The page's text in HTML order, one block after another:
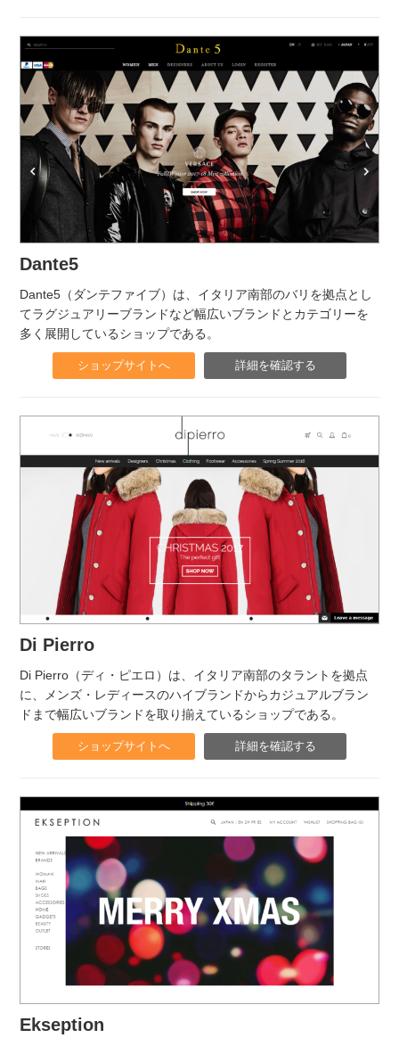
Dante5
Dante5（ダンテファイブ）は、イタリア南部のバリを拠点とし
てラグジュアリーブランドなど幅広いブランドとカテゴリーを
多く展開しているショップである。
ショップサイトへ 詳細を確認する
Di Pierro
Di Pierro（ディ・ピエロ）は、イタリア南部のタラントを拠点
に、メンズ・レディースのハイブランドからカジュアルブラン
ドまで幅広いブランドを取り揃えているショップである。
ショップサイトへ 詳細を確認する
Ekseption